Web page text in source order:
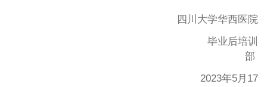
四川大学华西医院
毕业后培训
部
2023年5月17